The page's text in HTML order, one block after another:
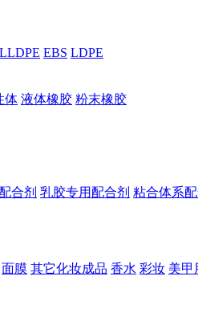
LLDPE EBS LDPE
体 液体橡胶 粉末橡胶
合剂 乳胶专用配合剂 粘合体系配
面膜 其它化妆成品 香水 彩妆 美甲